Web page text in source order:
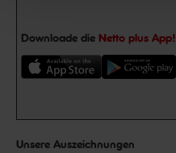
Downloade die Netto plus App!
Unsere Auszeichnungen